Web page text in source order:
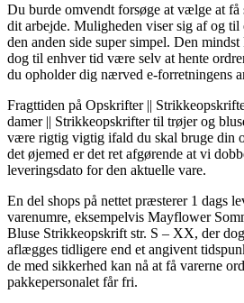
Du burde omvendt forsøge at vælge at få
dit arbejde. Muligheden viser sig af og til
den anden side super simpel. Den
dog til enhver tid være selv at hente
du opholder dig nærved e-forretningens
Fragttiden på Opskrifter ||
damer || Strikkeopskrifter til trøjer og
være rigtig vigtig ifald du skal bruge din
det øjemed er det ret afgørende at vi
leveringsdato for den aktuelle vare.
En del shops på nettet præsterer 1 dags
varenumre, eksempelvis Mayflower
Bluse Strikkeopskrift str. S – XX, der
aflægges tidligere end et angivent
de med sikkerhed kan nå at få varerne
pakkepersonalet får fri.